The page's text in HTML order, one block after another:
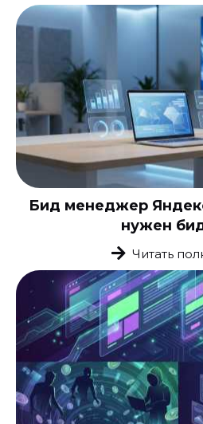
Бид менеджер
нужен
Читать